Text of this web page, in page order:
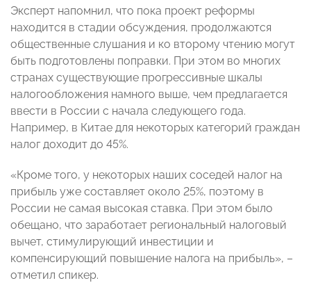
Эксперт напомнил, что пока проект реформы
находится в стадии обсуждения, продолжаются
общественные слушания и ко второму чтению могут
быть подготовлены поправки. При этом во многих
странах существующие прогрессивные шкалы
налогообложения намного выше, чем предлагается
ввести в России с начала следующего года.
Например, в Китае для некоторых категорий граждан
налог доходит до 45%.
«Кроме того, у некоторых наших соседей налог на
прибыль уже составляет около 25%, поэтому в
России не самая высокая ставка. При этом было
обещано, что заработает региональный налоговый
вычет, стимулирующий инвестиции и
компенсирующий повышение налога на прибыль», –
отметил спикер.